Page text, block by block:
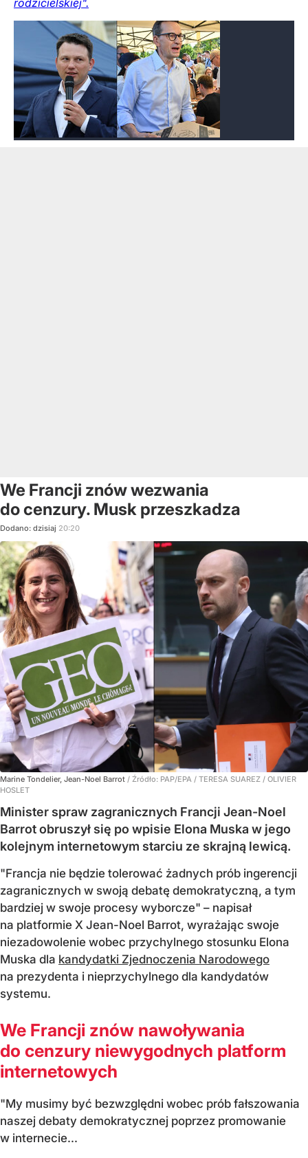
rodzicielskiej".
We Francji znów wezwania
do cenzury. Musk przeszkadza
Dodano: dzisiaj 20:20
Marine Tondelier, Jean-Noel Barrot / Źródło: PAP/EPA / TERESA SUAREZ / OLIVIER
HOSLET
Minister spraw zagranicznych Francji Jean-Noel
Barrot obruszył się po wpisie Elona Muska w jego
kolejnym internetowym starciu ze skrajną lewicą.
"Francja nie będzie tolerować żadnych prób ingerencji
zagranicznych w swoją debatę demokratyczną, a tym
bardziej w swoje procesy wyborcze" – napisał
na platformie X Jean-Noel Barrot, wyrażając swoje
niezadowolenie wobec przychylnego stosunku Elona
Muska dla kandydatki Zjednoczenia Narodowego
na prezydenta i nieprzychylnego dla kandydatów
systemu.
We Francji znów nawoływania
do cenzury niewygodnych platform
internetowych
"My musimy być bezwzględni wobec prób fałszowania
naszej debaty demokratycznej poprzez promowanie
w internecie...